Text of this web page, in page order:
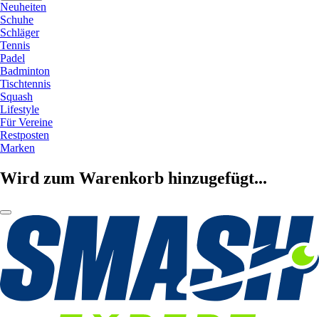
Neuheiten
Schuhe
Schläger
Tennis
Padel
Badminton
Tischtennis
Squash
Lifestyle
Für Vereine
Restposten
Marken
Wird zum Warenkorb hinzugefügt...